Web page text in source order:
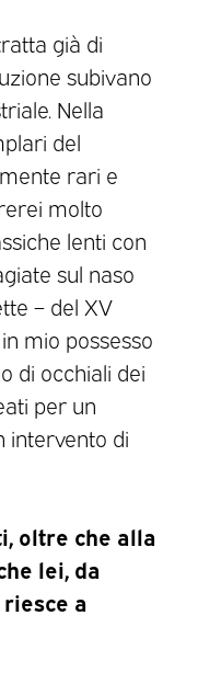
già di
subivano
Nella
del
rari e
molto
lenti con
sul naso
– del XV
mio possesso
di occhiali dei
per un
intervento di
oltre che alla
lei, da
a